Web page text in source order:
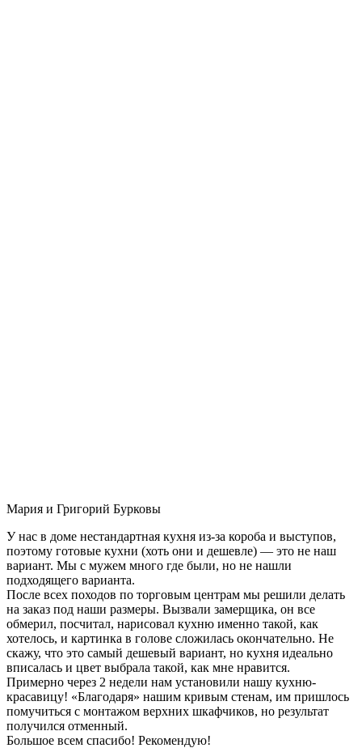
Мария и Григорий Бурковы
У нас в доме нестандартная кухня из-за короба и выступов,
поэтому готовые кухни (хоть они и дешевле) — это не наш
вариант. Мы с мужем много где были, но не нашли
подходящего варианта.
После всех походов по торговым центрам мы решили делать
на заказ под наши размеры. Вызвали замерщика, он все
обмерил, посчитал, нарисовал кухню именно такой, как
хотелось, и картинка в голове сложилась окончательно. Не
скажу, что это самый дешевый вариант, но кухня идеально
вписалась и цвет выбрала такой, как мне нравится.
Примерно через 2 недели нам установили нашу кухню-
красавицу! «Благодаря» нашим кривым стенам, им пришлось
помучиться с монтажом верхних шкафчиков, но результат
получился отменный.
Большое всем спасибо! Рекомендую!